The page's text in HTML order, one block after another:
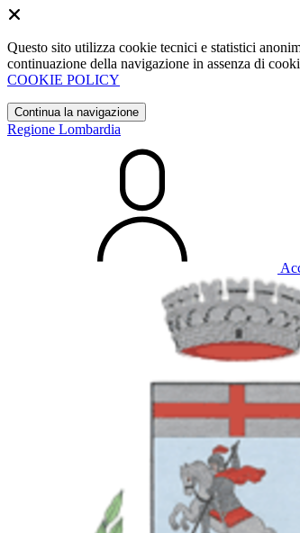
Questo sito utilizza cookie tecnici e statistici
continuazione della navigazione in assenza di
COOKIE POLICY
Continua la navigazione
Regione Lombardia